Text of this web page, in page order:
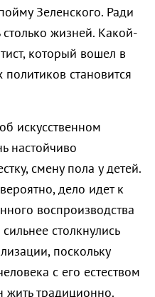
Зеленского. Ради
жизней. Какой-
который вошел в
становится
искусственном
настойчиво
смену пола у детей.
дело идет к
воспроизводства
столкнулись
поскольку
с его естеством
жить традиционно.